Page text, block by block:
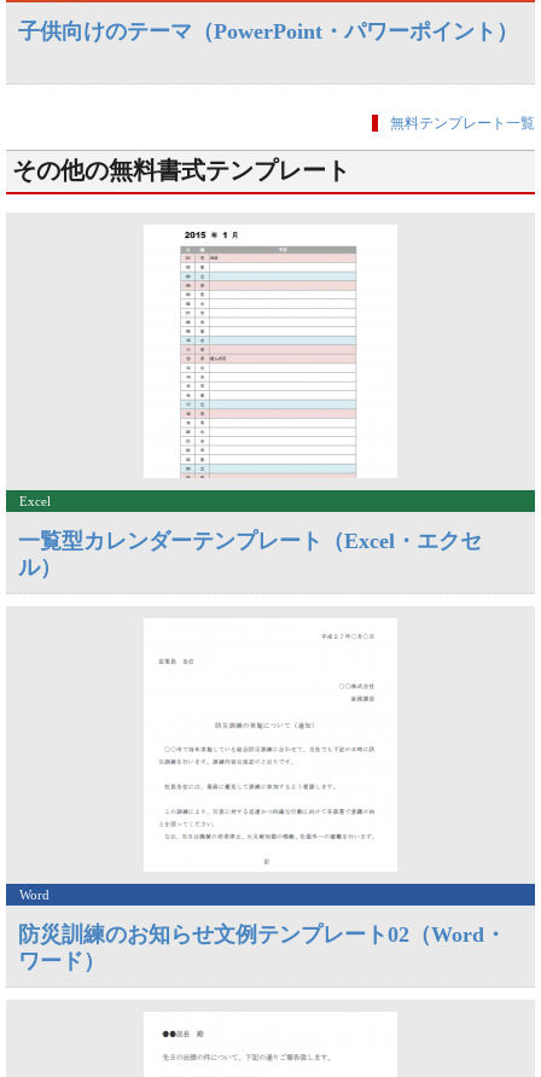
子供向けのテーマ（PowerPoint・パワーポイント）
無料テンプレート一覧
その他の無料書式テンプレート
Excel
一覧型カレンダーテンプレート（Excel・エクセ
ル）
Word
防災訓練のお知らせ文例テンプレート02（Word・
ワード）